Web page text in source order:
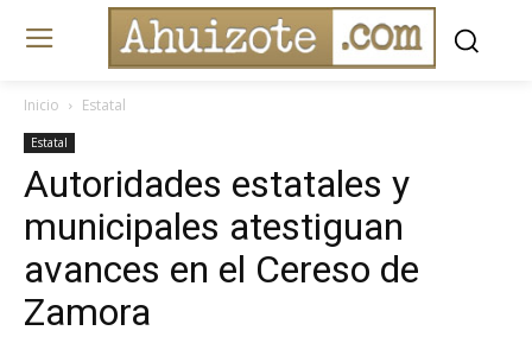
Inicio Estatal
Estatal
Autoridades estatales y
municipales atestiguan
avances en el Cereso de
Zamora